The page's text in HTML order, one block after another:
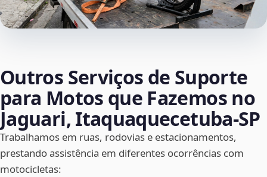
Outros Serviços de Suporte
para Motos que Fazemos no
Jaguari, Itaquaquecetuba‑SP
Trabalhamos em ruas, rodovias e estacionamentos,
prestando assistência em diferentes ocorrências com
motocicletas: